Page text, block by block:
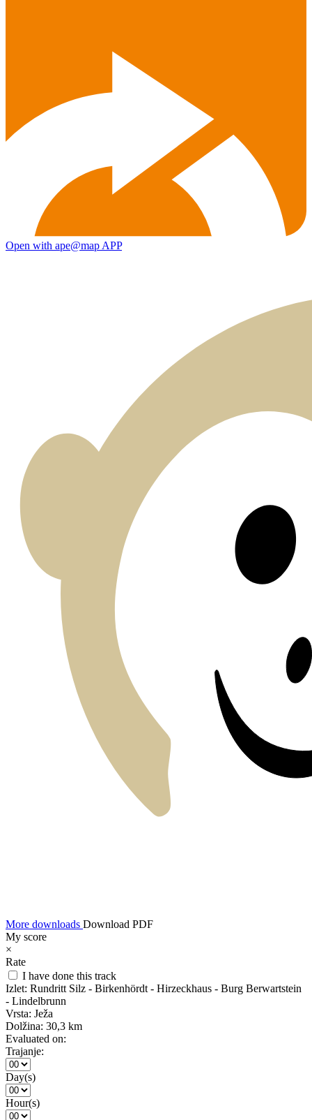
Open with ape@map APP
More downloads Download PDF
My score
×
Rate
I have done this track
Izlet: Rundritt Silz - Birkenhördt - Hirzeckhaus - Burg Berwartstein
- Lindelbrunn
Vrsta: Ježa
Dolžina: 30,3 km
Evaluated on:
Trajanje:
Day(s)
Hour(s)